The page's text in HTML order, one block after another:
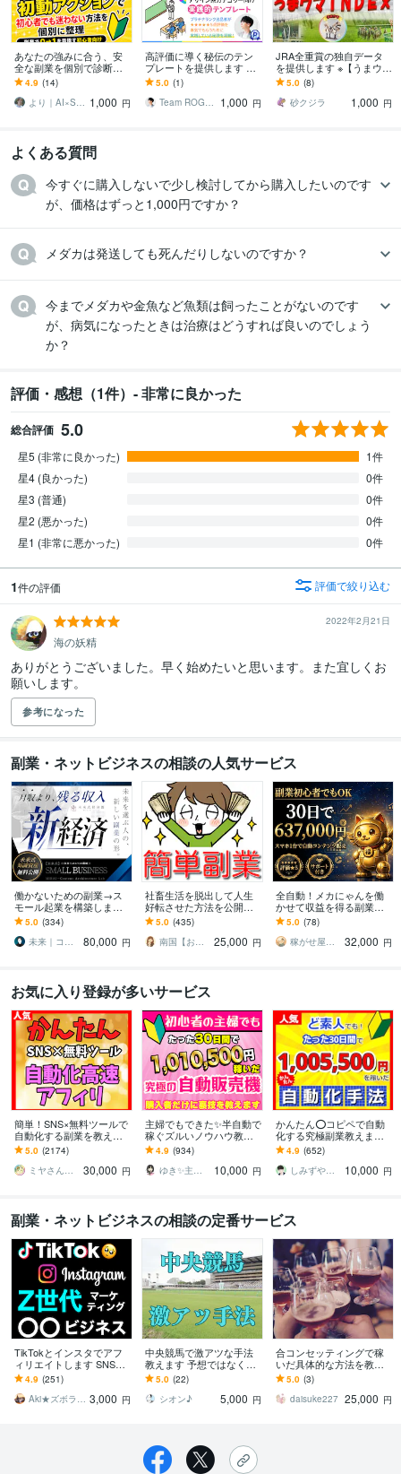
あなたの強みに合う、安
全な副業を個別で診断し
ます 詐欺回避＋初動アク
ションで初心者でも迷わ
ない方法を個別に整理
4.9 (14)
より｜AI×SNSで会社員副業の実践支援 1,000 円
高評価に導く秘伝のテン
プレートを提供します プ
ラチナ×ロゴデザイン部門
1位経験者の丁寧な文章テ
クニック
5.0 (1)
Team ROGOS
1,000 円
JRA全重賞の独自データ
を提供します ※【うまウマ
INDEX】のデータ配信サ
ービス(１ヶ月)です。
5.0 (8)
砂クジラ
1,000 円
よくある質問
今すぐに購入しないで少し検討してから購入したいのです
が、価格はずっと1,000円ですか？
メダカは発送しても死んだりしないのですか？
今までメダカや金魚など魚類は飼ったことがないのです
が、病気になったときは治療はどうすれば良いのでしょう
か？
評価・感想（1件）- 非常に良かった
総合評価 5.0
星5 (非常に良かった)
1件
星4 (良かった)
0件
星3 (普通)
0件
星2 (悪かった)
0件
星1 (非常に悪かった)
0件
1件の評価 評価で絞り込む
2022年2月21日
海の妖精
ありがとうございました。早く始めたいと思います。また宜しくお
願いします。
参考になった
副業・ネットビジネスの相談の人気サービス
働かないための副業→ス
モール起業を構築します
初心者から個別伴走｜長
期で回るビジネスづくり
と実務AIスキル
5.0 (334)
未来｜コンテンツ起業ラボ
80,000 円
社畜生活を脱出して人生
好転させた方法を公開し
ます ツールで自動化→底
辺人生から解放されて理
想の生活♪
5.0 (435)
南国【おうち副業で月収100万】
25,000 円
全自動！メカにゃんを働
かせて収益を得る副業教
えます スマホ１台｜超初
心者向け｜放置型副業｜
自動コンテンツ販売
5.0 (78)
稼がせ屋まさる｜プロマーケター｜２冠達成
32,000 円
お気に入り登録が多いサービス
簡単！SNS×無料ツールで
自動化する副業を教えま
す 【マンツーマンサポー
ト】3ステップ作業！仕組
みを増産で加速化
5.0 (2174)
ミヤさん【ネットで月収450万円達成】
30,000 円
主婦でもできた✨半自動で
稼ぐズルいノウハウ教え
ます 3ステップで作成可
能！ほぼ放置で稼ぐ前代
未聞のおすすめ副業！
4.9 (934)
ゆき✨主婦でも月収100万円✨
10,000 円
かんたん⭕️コピペで自動
化する究極副業教えます
超ずるい⚠️スキル経験ゼ
ロでもできる新世代の手
法【超入門編】
4.9 (652)
しみずや＠自動化月収100万円
10,000 円
副業・ネットビジネスの相談の定番サービス
TikTokとインスタでアフ
ィリエイトします SNSを
運用してコンプレックス
ビジネスで稼ぎたい人必
見です
4.9 (251)
Aki★ズボラでも副業で稼ぐ 3,000 円
中央競馬で激アツな手法
教えます 予想ではなく手
法です。条件にあった馬
を単勝ベタ買いでOK
5.0 (22)
シオン♪
5,000 円
合コンセッティングで稼
いだ具体的な方法を教え
ます 副業でお金を稼ぎた
い人(50万円以上)におスス
メです！
5.0 (3)
daisuke227 25,000 円